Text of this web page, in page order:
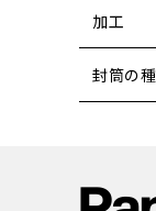
加工
封筒の